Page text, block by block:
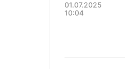
01.07.2025
10:04